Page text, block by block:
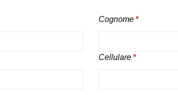
Cognome*
Cellulare*